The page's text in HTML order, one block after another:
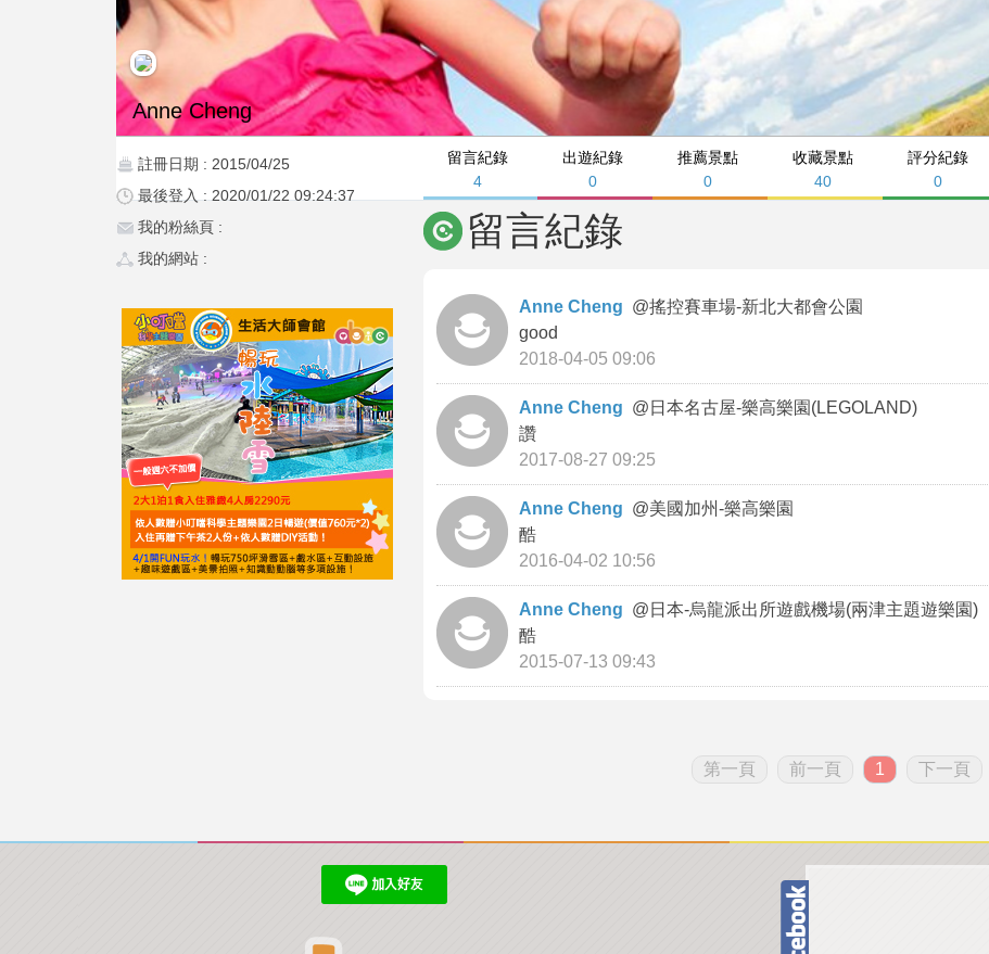
留言紀錄
4
出遊紀錄
0
推薦景點
0
收藏景點
40
評分紀錄
0
Anne Cheng
註冊日期 : 2015/04/25
最後登入 : 2020/01/22 09:24:37
我的粉絲頁 :
我的網站 :
留言紀錄
Anne Cheng @搖控賽車場-新北大都會公園
good
2018-04-05 09:06
Anne Cheng @ 日本名古屋-樂高樂園(LEGOLAND)
讚
2017-08-27 09:25
Anne Cheng @美國加州-樂高樂園
酷
2016-04-02 10:56
Anne Cheng @ 日本-烏龍派出所遊戲機場(兩津主題遊樂園)
酷
2015-07-13 09:43
第一頁 前一頁 1 下一頁